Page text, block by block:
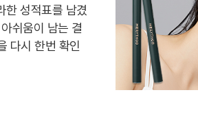
성적표를 남겼
쉬움이 남는 결
다시 한번 확인